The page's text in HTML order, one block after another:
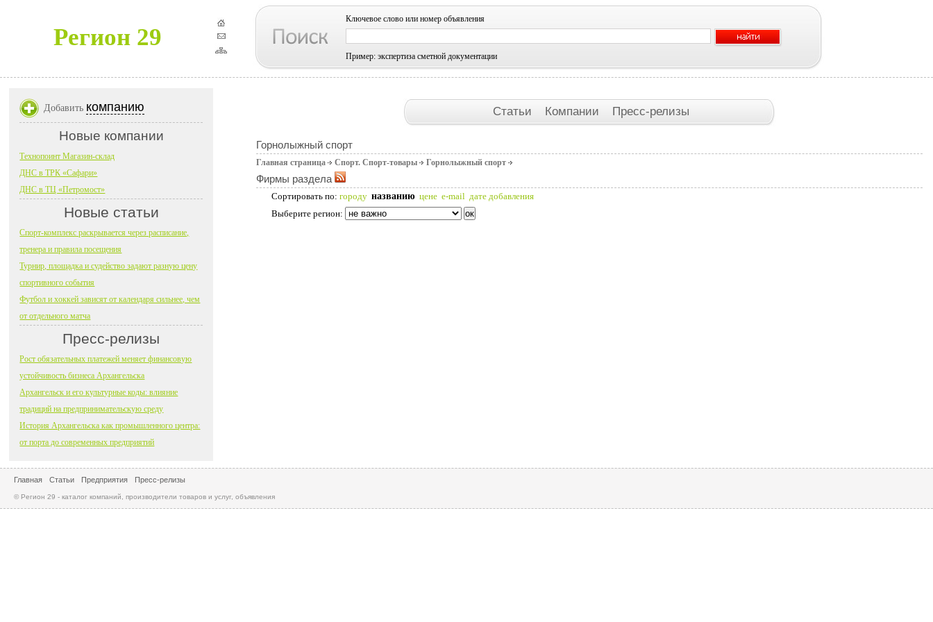
Регион 29
Ключевое слово или номер объявления
Пример: экспертиза сметной документации
Статьи Компании Пресс-релизы
Горнолыжный спорт
Главная страница Спорт. Спорт-товары Горнолыжный спорт
Фирмы раздела
Сортировать по: городу названию цене e-mail дате добавления
Выберите регион:
Добавить компанию
Новые компании
Технопоинт Магазин-склад
ДНС в ТРК «Сафари»
ДНС в ТЦ «Петромост»
Новые статьи
Спорт-комплекс раскрывается через расписание,
тренера и правила посещения
Турнир, площадка и судейство задают разную цену
спортивного события
Футбол и хоккей зависят от календаря сильнее, чем
от отдельного матча
Пресс-релизы
Рост обязательных платежей меняет финансовую
устойчивость бизнеса Архангельска
Архангельск и его культурные коды: влияние
традиций на предпринимательскую среду
История Архангельска как промышленного центра:
от порта до современных предприятий
Главная Статьи Предприятия Пресс-релизы
© Регион 29 - каталог компаний, производители товаров и услуг, объявления